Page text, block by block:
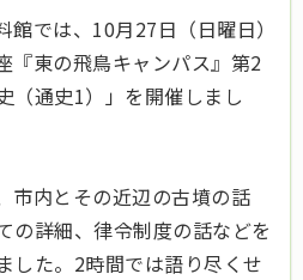
館では、10月27日（日曜日）
『東の飛鳥キャンパス』第2
（通史1）」を開催しまし
市内とその近辺の古墳の話
の詳細、律令制度の話などを
した。2時間では語り尽くせ